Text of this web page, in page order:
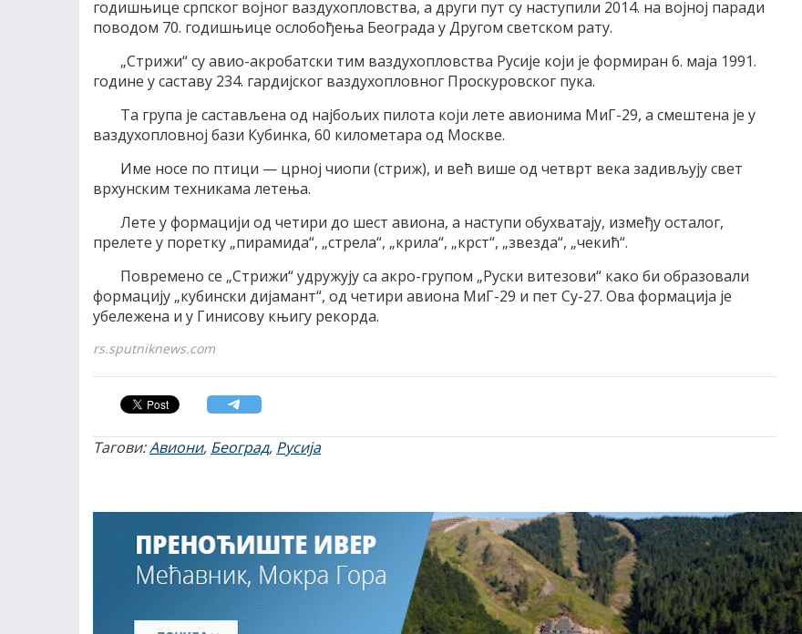
годишњице српског војног ваздухопловства, а други пут су наступили 2014. на војној паради
поводом 70. годишњице ослобођења Београда у Другом светском рату.
„Стрижи“ су авио-акробатски тим ваздухопловства Русије који је формиран 6. маја 1991.
године у саставу 234. гардијског ваздухопловног Проскуровског пука.
Та група је састављена од најбољих пилота који лете авионима МиГ-29, а смештена је у
ваздухопловној бази Кубинка, 60 километара од Москве.
Име носе по птици — црној чиопи (стриж), и већ више од четврт века задивљују свет
врхунским техникама летења.
Лете у формацији од четири до шест авиона, а наступи обухватају, између осталог,
прелете у поретку „пирамида“, „стрела“, „крила“, „крст“, „звезда“, „чекић“.
Повремено се „Стрижи“ удружују са акро-групом „Руски витезови“ како би образовали
формацију „кубински дијамант“, од четири авиона МиГ-29 и пет Су-27. Ова формација је
убележена и у Гинисову књигу рекорда.
rs.sputniknews.com
Тагови:Авиони, Београд, Русија